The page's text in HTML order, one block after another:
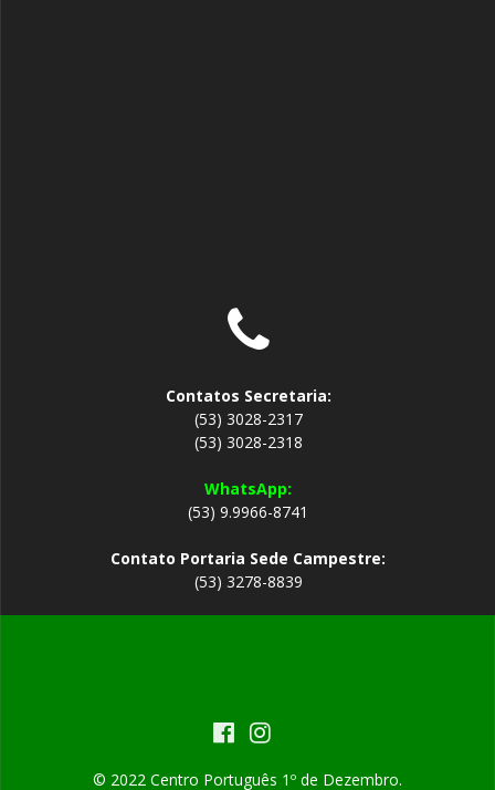
Contatos Secretaria:
(53) 3028-2317
(53) 3028-2318
WhatsApp:
(53) 9.9966-8741
Contato Portaria Sede Campestre:
(53) 3278-8839
© 2022 Centro Português 1º de Dezembro.